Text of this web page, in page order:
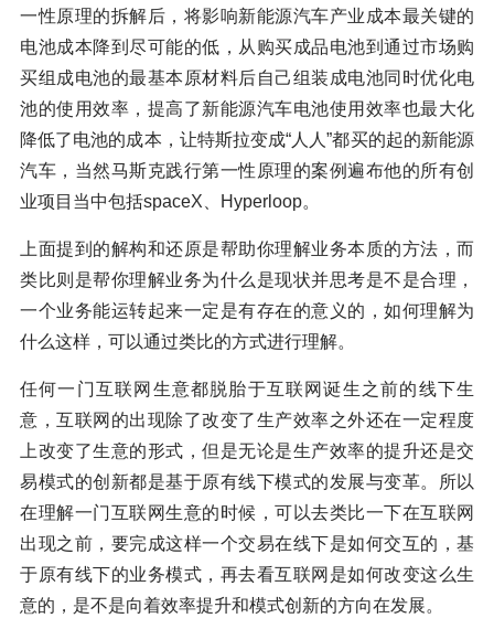
一性原理的拆解后，将影响新能源汽车产业成本最关键的
电池成本降到尽可能的低，从购买成品电池到通过市场购
买组成电池的最基本原材料后自己组装成电池同时优化电
池的使用效率，提高了新能源汽车电池使用效率也最大化
降低了电池的成本，让特斯拉变成“人人”都买的起的新能源
汽车，当然马斯克践行第一性原理的案例遍布他的所有创
业项目当中包括spaceX、Hyperloop。
上面提到的解构和还原是帮助你理解业务本质的方法，而
类比则是帮你理解业务为什么是现状并思考是不是合理，
一个业务能运转起来一定是有存在的意义的，如何理解为
什么这样，可以通过类比的方式进行理解。
任何一门互联网生意都脱胎于互联网诞生之前的线下生
意，互联网的出现除了改变了生产效率之外还在一定程度
上改变了生意的形式，但是无论是生产效率的提升还是交
易模式的创新都是基于原有线下模式的发展与变革。所以
在理解一门互联网生意的时候，可以去类比一下在互联网
出现之前，要完成这样一个交易在线下是如何交互的，基
于原有线下的业务模式，再去看互联网是如何改变这么生
意的，是不是向着效率提升和模式创新的方向在发展。